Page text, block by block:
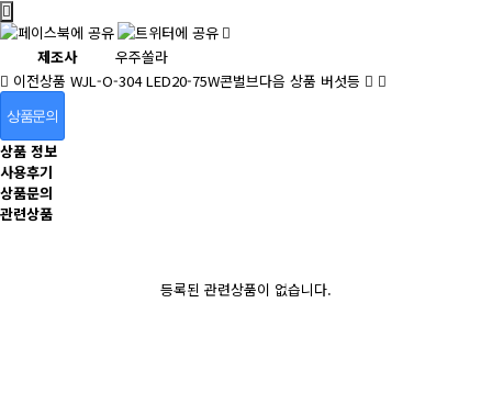
제조사
우주쏠라
이전상품 WJL-O-304 LED20-75W콘벌브다음 상품 버섯등
상품문의
상품 정보
사용후기
상품문의
관련상품
등록된 관련상품이 없습니다.